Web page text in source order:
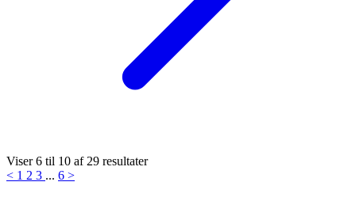
Viser6 til 10 af 29 resultater
< 1 2 3 ... 6 >